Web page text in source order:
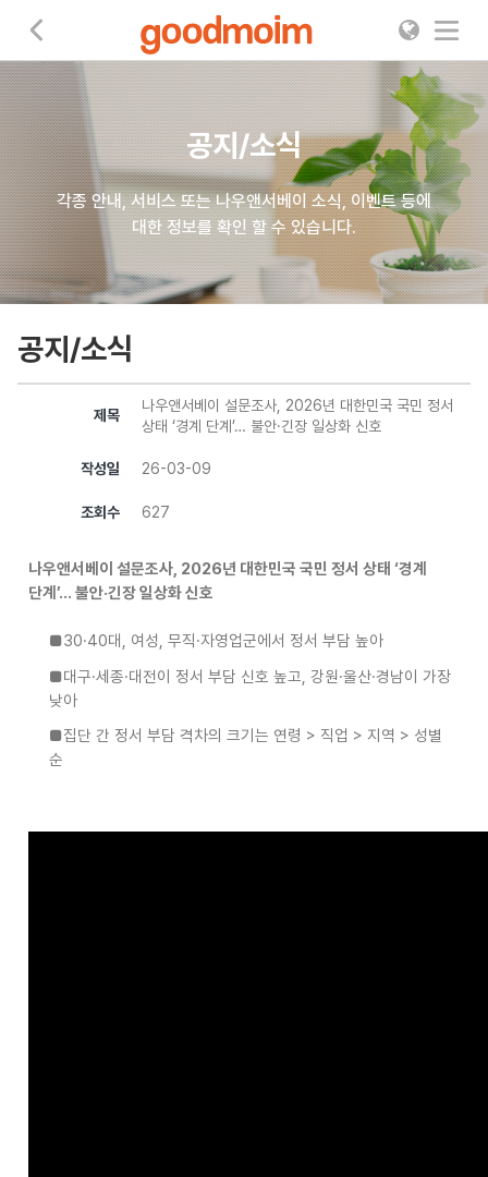
공지/소식
각종 안내, 서비스 또는 나우앤서베이 소식, 이벤트 등에
대한 정보를 확인 할 수 있습니다.
공지/소식
제목
나우앤서베이 설문조사, 2026년 대한민국 국민 정서
상태 ‘경계 단계’… 불안·긴장 일상화 신호
작성일 26-03-09
조회수 627
나우앤서베이 설문조사, 2026년 대한민국 국민 정서 상태 ‘경계
단계’… 불안·긴장 일상화 신호
■30·40대, 여성, 무직·자영업군에서 정서 부담 높아
■대구·세종·대전이 정서 부담 신호 높고, 강원·울산·경남이 가장
낮아
■집단 간 정서 부담 격차의 크기는 연령 > 직업 > 지역 > 성별
순